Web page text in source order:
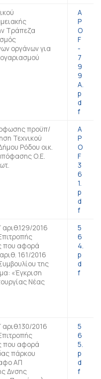
Τράπεζα
οργάνων για
A
P
O
F
-
7
9
9
Α.
p
d
f
προϋπ/
Τεχνικού
Ρόδου οικ.
Ο.Ε.
A
P
O
F
3
6
1.
p
d
f
2016
που αφορά
161/2016
της
«Έγκριση
Νέας
5
6
4.
p
d
f
2016
που αφορά
πάρκου
ΑΠ
Δνσης
5
6
5.
p
d
f